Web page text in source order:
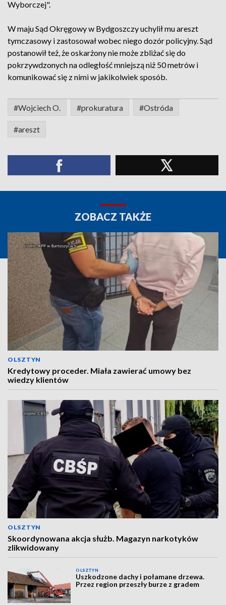
Wyborczej".
W maju Sąd Okręgowy w Bydgoszczy uchylił mu areszt
tymczasowy i zastosował wobec niego dozór policyjny. Sąd
postanowił też, że oskarżony nie może zbliżać się do
pokrzywdzonych na odległość mniejszą niż 50 metrów i
komunikować się z nimi w jakikolwiek sposób.
#Wojciech O. #prokuratura #Ostróda
#areszt
ZOBACZ TAKŻE
OLSZTYN
Kredytowy proceder. Miała zawierać umowy bez
wiedzy klientów
OLSZTYN
Skoordynowana akcja służb. Magazyn narkotyków
zlikwidowany
OLSZTYN
Uszkodzone dachy i połamane drzewa.
Przez region przeszły burze z gradem